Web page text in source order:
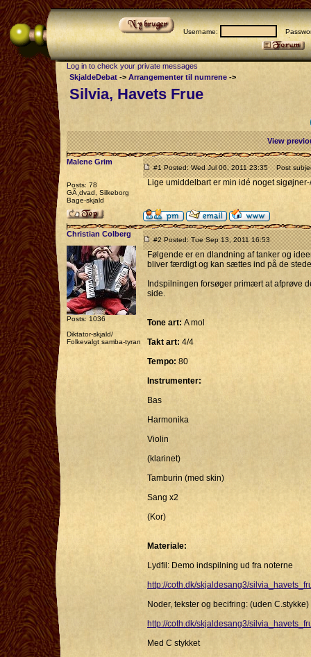
Username:
Log in to check your private messages
SkjaldeDebat -> Arrangementer til numrene ->
Silvia, Havets Frue
View
Malene Grim
Posts: 78
GÃ¸dvad, Silkeborg
Bage-skjald
#1 Posted: Wed Jul 06, 2011 23:35 Post
Lige umiddelbart er min idé noget
Christian Colberg
Posts: 1036
Diktator-skjald/
Folkevalgt samba-tyran
#2 Posted: Tue Sep 13, 2011 16:53
Følgende er en dlandning af tanker og
bliver færdigt og kan sættes ind på de
Indspilningen forsøger primært at afprøve
side.
Tone art: A mol
Takt art: 4/4
Tempo: 80
Instrumenter:
Bas
Harmonika
Violin
(klarinet)
Tamburin (med skin)
Sang x2
(Kor)
Materiale:
Lydfil: Demo indspilning ud fra noterne
http://coth.dk/skjaldesang3/
Noder, tekster og becifring: (uden C.stykke)
http://coth.dk/skjaldesang3/
Med C stykket